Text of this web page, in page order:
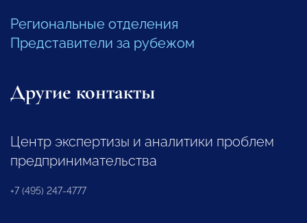
Региональные отделения
Представители за рубежом
Другие контакты
Центр экспертизы и аналитики проблем
предпринимательства
+7 (495) 247-4777